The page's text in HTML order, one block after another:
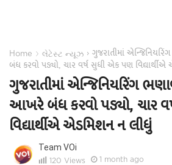
Home › લેટેસ્ટ ન્યૂઝ › ગુજરાતીમાં
બંધ કરવો પડ્યો, ચાર વર્ષ સુધી એક પણ
ગુજરાતીમાં એન્જિનિયરિંગ
આખરે બંધ કરવો પડ્યો, ચાર
વિદ્યાર્થીએ એડમિશન ન લીધું
Team VOi
120 Views 1 month ago